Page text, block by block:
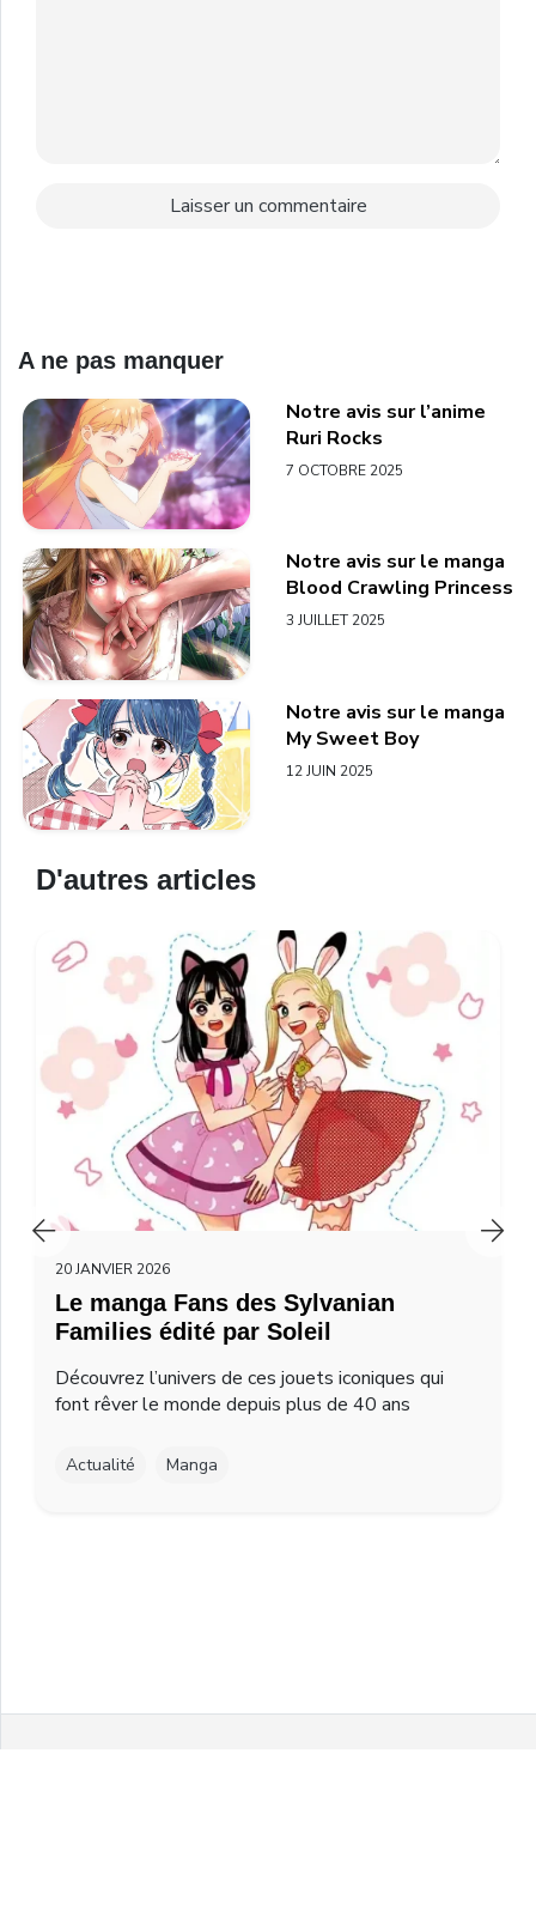
A ne pas manquer
Notre avis sur l’anime
Ruri Rocks
7 OCTOBRE 2025
Notre avis sur le manga
Blood Crawling Princess
3 JUILLET 2025
Notre avis sur le manga
My Sweet Boy
12 JUIN 2025
D'autres articles
20 JANVIER 2026
Le manga Fans des Sylvanian
Families édité par Soleil
Découvrez l’univers de ces jouets iconiques qui
font rêver le monde depuis plus de 40 ans
Actualité Manga